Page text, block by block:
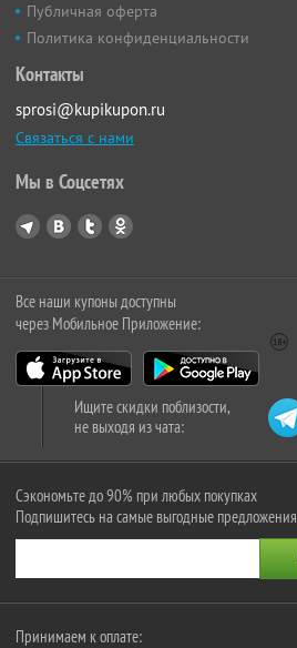
Публичная оферта
Политика конфиденциальности
Контакты
sprosi@kupikupon.ru
Связаться с нами
Мы в Соцсетях
Все наши купоны доступны
через Мобильное Приложение:
Ищите скидки поблизости,
не выходя из чата:
Сэкономьте до 90% при любых покупках
Подпишитесь на самые выгодные предложения
Принимаем к оплате: